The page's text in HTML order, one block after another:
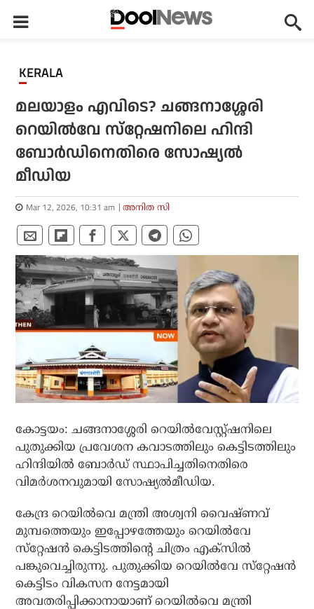
KERALA
മലയാളം എവിടെ? ചങ്ങനാശ്ശേരി
റെയില്‍വേ സ്‌റ്റേഷനിലെ ഹിന്ദി
ബോര്‍ഡിനെതിരെ സോഷ്യല്‍
മീഡിയ
Mar 12, 2026, 10:31 am അനിത സി
കോട്ടയം: ചങ്ങനാശ്ശേരി റെയില്‍വേസ്റ്റ്ഷനിലെ
പുതുക്കിയ പ്രവേശന കവാടത്തിലും കെട്ടിടത്തിലും
ഹിന്ദിയില്‍ ബോര്‍ഡ് സ്ഥാപിച്ചതിനെതിരെ
വിമര്‍ശനവുമായി സോഷ്യല്‍മീഡിയ.
കേന്ദ്ര റെയില്‍വെ മന്ത്രി അശ്വനി വൈഷ്ണവ്
മുമ്പത്തെയും ഇപ്പോഴത്തേയും റെയില്‍വേ
സ്‌റ്റേഷന്‍ കെട്ടിടത്തിന്റെ ചിത്രം എക്‌സില്‍
പങ്കുവെച്ചിരുന്നു. പുതുക്കിയ റെയില്‍വേ സ്‌റ്റേഷന്‍
കെട്ടിടം വികസന നേട്ടമായി
അവതരിപ്പിക്കാനായാണ് റെയില്‍വെ മന്ത്രി